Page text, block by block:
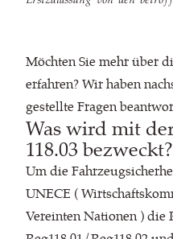
Möchten Sie mehr über
erfahren? Wir haben
gestellte Fragen
Was wird mit
118.03 bezweckt?
Um die
UNECE (
Vereinten Nationen ) die